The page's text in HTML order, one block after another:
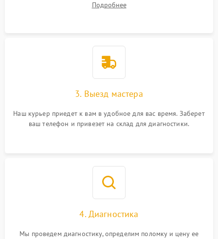
Подробнее
3. Выезд мастера
Наш курьер приедет к вам в удобное для вас время. Заберет
ваш телефон и привезет на склад для диагностики.
4. Диагностика
Мы проведем диагностику, определим поломку и цену ее